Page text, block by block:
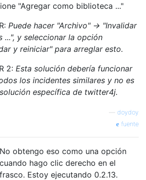
"Agregar como biblioteca ..."
Puede hacer "Archivo" -> "Invalidar
...", y seleccionar la opción
y reiniciar" para arreglar esto.
2: Esta solución debería funcionar
los incidentes similares y no es
específica de twitter4j.
doydoy
fuente
No obtengo eso como una opción
cuando hago clic derecho en el
frasco. Estoy ejecutando 0.2.13.